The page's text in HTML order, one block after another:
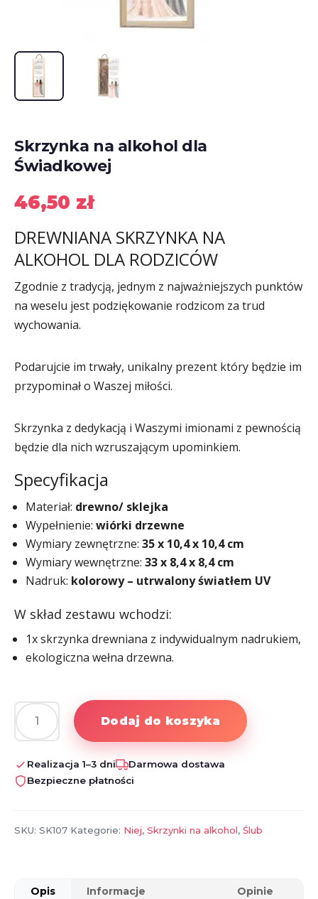
Skrzynka na alkohol dla
Świadkowej
46,50 zł
DREWNIANA SKRZYNKA NA
ALKOHOL DLA RODZICÓW
Zgodnie z tradycją, jednym z najważniejszych punktów
na weselu jest podziękowanie rodzicom za trud
wychowania.
Podarujcie im trwały, unikalny prezent który będzie im
przypominał o Waszej miłości.
Skrzynka z dedykacją i Waszymi imionami z pewnością
będzie dla nich wzruszającym upominkiem.
Specyfikacja
Materiał: drewno/ sklejka
Wypełnienie: wiórki drzewne
Wymiary zewnętrzne: 35x 10,4x 10,4 cm
Wymiary wewnętrzne: 33 x 8,4x 8,4 cm
Nadruk: kolorowy – utrwalony światłem UV
W skład zestawu wchodzi:
1x skrzynka drewniana z indywidualnym nadrukiem,
ekologiczna wełna drzewna.
ilość
Skrzynka
na
alkohol
Dodaj do koszyka
Realizacja 1–3 dni
Darmowa dostawa
Bezpieczne płatności
SKU: SK107 Kategorie: Niej, Skrzynki na alkohol, Ślub
Opis
Informacje
Opinie